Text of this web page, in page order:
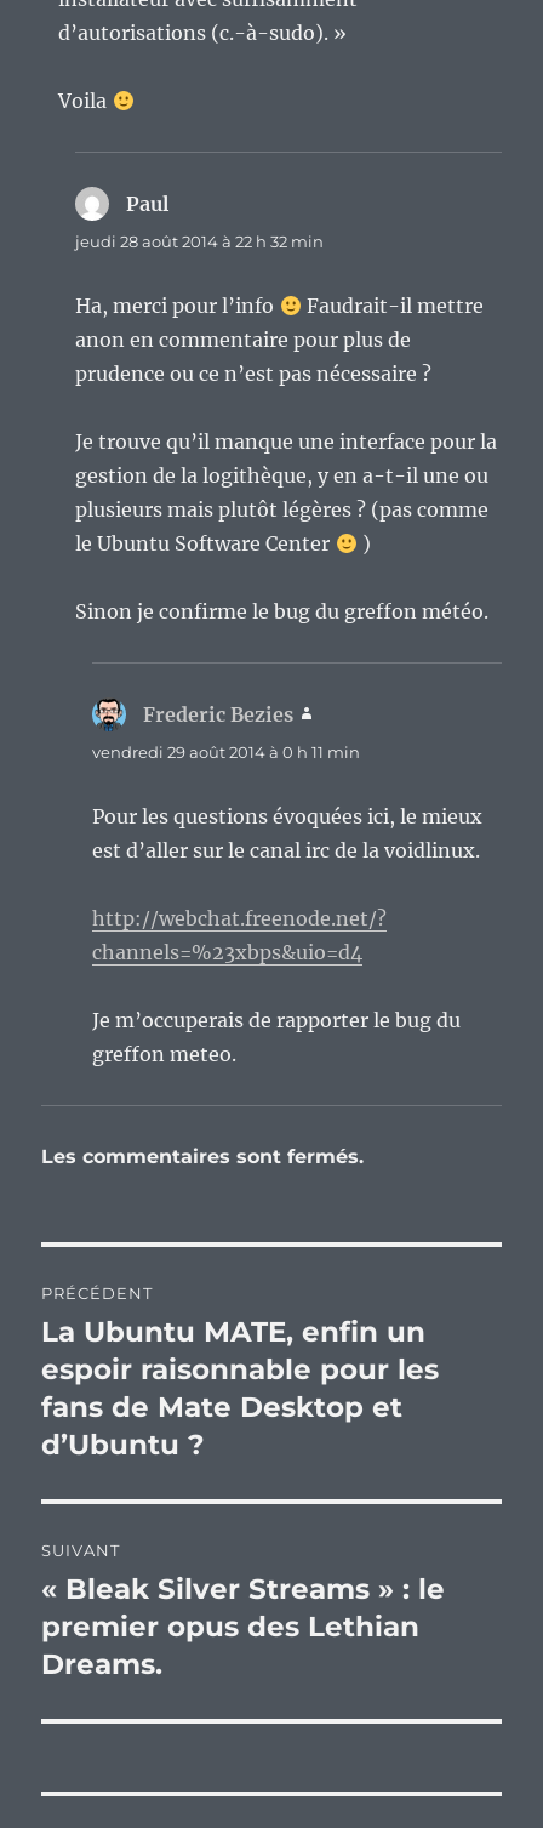
d’autorisations (c.-à-sudo). »
Voila
Paul
jeudi 28 août 2014 à 22 h 32 min
Ha, merci pour l’info
Faudrait-il mettre
anon en commentaire pour plus de
prudence ou ce n’est pas nécessaire ?
Je trouve qu’il manque une interface pour la
gestion de la logithèque, y en a-t-il une ou
plusieurs mais plutôt légères ? (pas comme
le Ubuntu Software Center
)
Sinon je confirme le bug du greffon météo.
Frederic Bezies
vendredi 29 août 2014 à 0 h 11 min
Pour les questions évoquées ici, le mieux
est d’aller sur le canal irc de la voidlinux.
http://webchat.freenode.net/?
channels=%23xbps&uio=d4
Je m’occuperais de rapporter le bug du
greffon meteo.
Les commentaires sont fermés.
de
l’article
PRÉCÉDENT
Publication
précédente :
La Ubuntu MATE, enfin un
espoir raisonnable pour les
fans de Mate Desktop et
d’Ubuntu ?
SUIVANT
Publication
suivante :
« Bleak Silver Streams » : le
premier opus des Lethian
Dreams.